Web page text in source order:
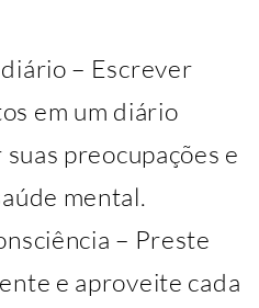
– Escrever
em um diário
preocupações e
mental.
– Preste
e aproveite cada